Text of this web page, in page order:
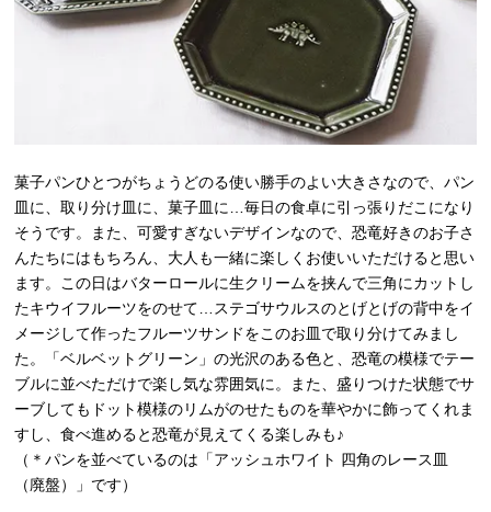
菓子パンひとつがちょうどのる使い勝手のよい大きさなので、パン
皿に、取り分け皿に、菓子皿に…毎日の食卓に引っ張りだこになり
そうです。また、可愛すぎないデザインなので、恐竜好きのお子さ
んたちにはもちろん、大人も一緒に楽しくお使いいただけると思い
ます。この日はバターロールに生クリームを挟んで三角にカットし
たキウイフルーツをのせて…ステゴサウルスのとげとげの背中をイ
メージして作ったフルーツサンドをこのお皿で取り分けてみまし
た。「ベルベットグリーン」の光沢のある色と、恐竜の模様でテー
ブルに並べただけで楽し気な雰囲気に。また、盛りつけた状態でサ
ーブしてもドット模様のリムがのせたものを華やかに飾ってくれま
すし、食べ進めると恐竜が見えてくる楽しみも♪
（＊パンを並べているのは「アッシュホワイト 四角のレース皿
（廃盤）」です）